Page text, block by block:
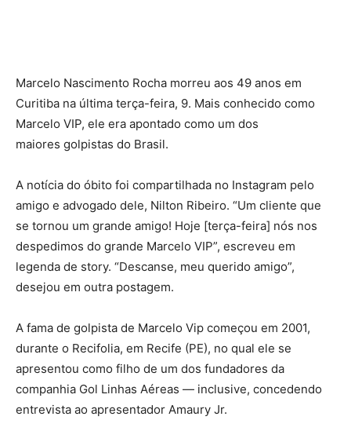
Marcelo Nascimento Rocha morreu aos 49 anos em
Curitiba na última terça-feira, 9. Mais conhecido como
Marcelo VIP, ele era apontado como um dos
maiores golpistas do Brasil.
A notícia do óbito foi compartilhada no Instagram pelo
amigo e advogado dele, Nilton Ribeiro. “Um cliente que
se tornou um grande amigo! Hoje [terça-feira] nós nos
despedimos do grande Marcelo VIP”, escreveu em
legenda de story. “Descanse, meu querido amigo”,
desejou em outra postagem.
A fama de golpista de Marcelo Vip começou em 2001,
durante o Recifolia, em Recife (PE), no qual ele se
apresentou como filho de um dos fundadores da
companhia Gol Linhas Aéreas — inclusive, concedendo
entrevista ao apresentador Amaury Jr.